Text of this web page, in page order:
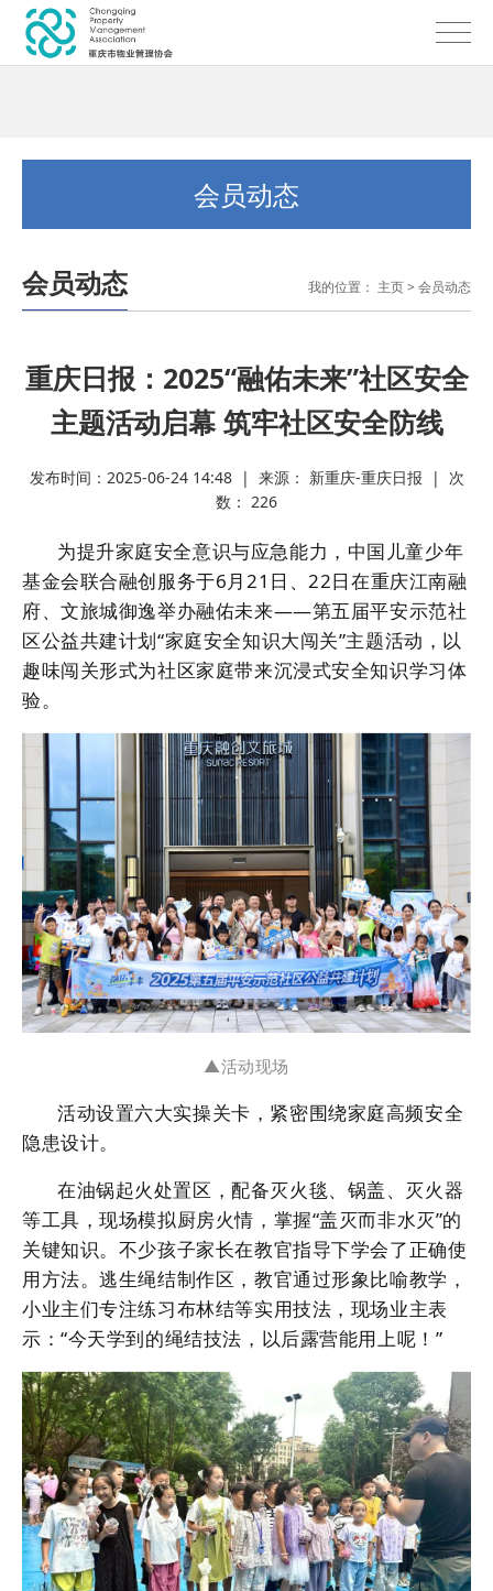
会员动态
会员动态 我的位置： 主页> 会员动态
重庆日报：2025“融佑未来”社区安全
主题活动启幕 筑牢社区安全防线
发布时间：2025-06-24 14:48 | 来源： 新重庆-重庆日报 | 次
数： 226
为提升家庭安全意识与应急能力，中国儿童少年
基金会联合融创服务于6月21日、22日在重庆江南融
府、文旅城御逸举办融佑未来——第五届平安示范社
区公益共建计划“家庭安全知识大闯关”主题活动，以
趣味闯关形式为社区家庭带来沉浸式安全知识学习体
验。
▲活动现场
活动设置六大实操关卡，紧密围绕家庭高频安全
隐患设计。
在油锅起火处置区，配备灭火毯、锅盖、灭火器
等工具，现场模拟厨房火情，掌握“盖灭而非水灭”的
关键知识。不少孩子家长在教官指导下学会了正确使
用方法。逃生绳结制作区，教官通过形象比喻教学，
小业主们专注练习布林结等实用技法，现场业主表
示：“今天学到的绳结技法，以后露营能用上呢！”